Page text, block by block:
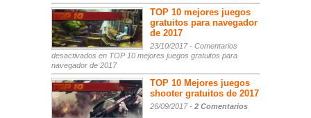
TOP 10 mejores juegos
gratuitos para navegador
de 2017
23/10/2017 - Comentarios
desactivados en TOP 10 mejores juegos gratuitos para
navegador de 2017
TOP 10 Mejores juegos
shooter gratuitos de 2017
26/09/2017 - 2 Comentarios